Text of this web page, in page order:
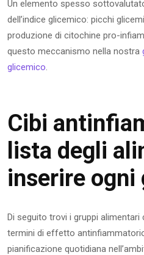
Un elemento spesso
dell’indice glicemico: picchi
produzione di citochine pro-
questo meccanismo nella nostra
glicemico
Cibi
lista degli
inserire ogni
Di seguito trovi i gruppi alimentari
termini di effetto
pianificazione quotidiana